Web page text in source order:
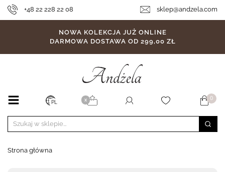
+48 22 228 22 08 sklep@andzela.com
NOWA KOLEKCJA JUŻ ONLINE
DARMOWA DOSTAWA OD 299,00 ZŁ
PL X 0
Strona główna